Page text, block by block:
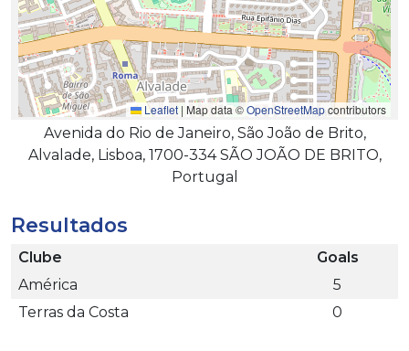
Leaflet | Map data ©OpenStreetMapcontributors
Avenida do Rio de Janeiro, São João de Brito,
Alvalade, Lisboa, 1700-334 SÃO JOÃO DE BRITO,
Portugal
Resultados
Clube
Goals
América
5
Terras da Costa
0